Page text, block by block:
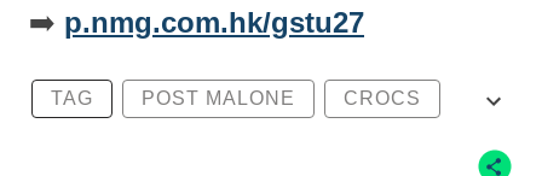
➡️ p.nmg.com.hk/gstu27
TAG POST MALONE CROCS